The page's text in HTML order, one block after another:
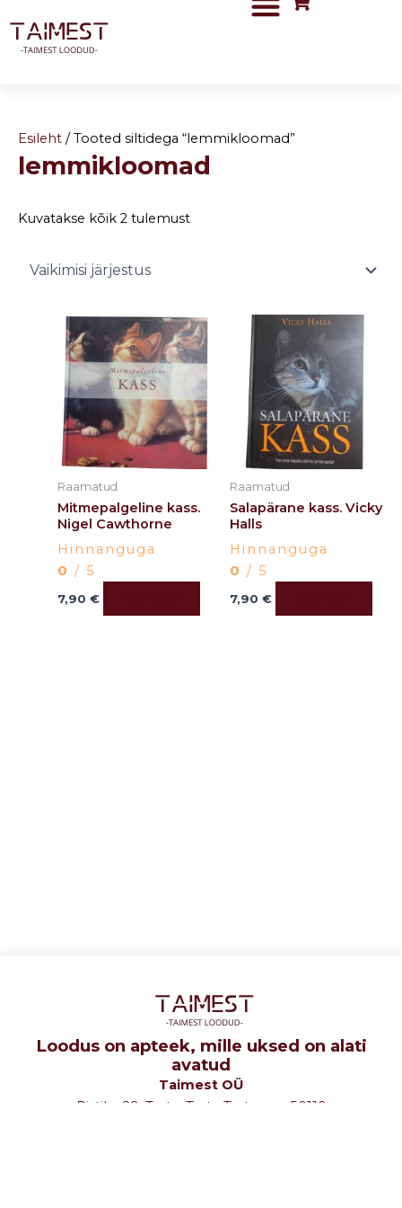
content
Esileht / Tooted siltidega “lemmikloomad”
lemmikloomad
Kuvatakse kõik 2 tulemust
Raamatud
Mitmepalgeline kass.
Nigel Cawthorne
Hinnanguga
0 / 5
7,90 €
Raamatud
Salapärane kass. Vicky
Halls
Hinnanguga
0 / 5
7,90 €
Loodus on apteek, mille uksed on alati
avatud
Taimest OÜ
Ristiku 29, Tartu, Tartu Tartumaa 50110